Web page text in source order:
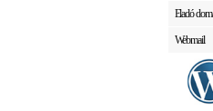
Eladó
Webmail